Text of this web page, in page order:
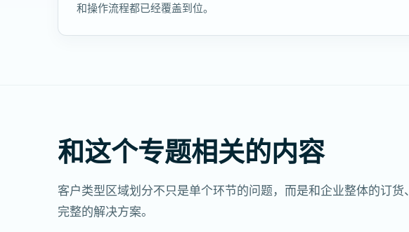
和操作流程都已经覆盖到位。
和这个专题相关的内容
客户类型区域划分不只是单个环节的问题，而是和企业整体的订
完整的解决方案。